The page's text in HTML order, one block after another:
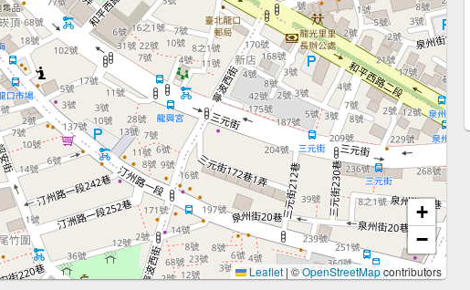
+
−
Leaflet |©OpenStreetMapcontributors